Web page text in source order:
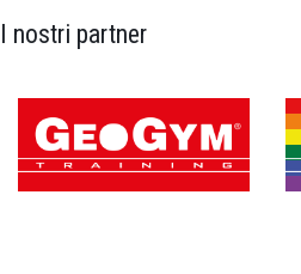
I nostri partner